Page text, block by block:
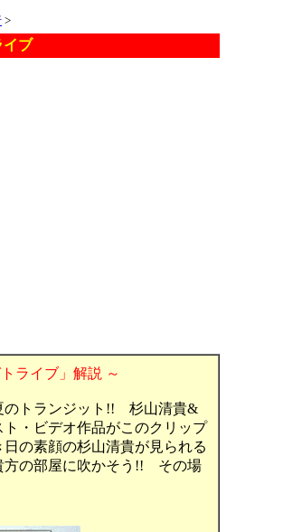
>
イブ
ライブ」解説 ～
のトランジット!! 杉山清貴&
・ビデオ作品がこのクリップ
の素顔の杉山清貴が見られる
方の部屋に吹かそう!! その場